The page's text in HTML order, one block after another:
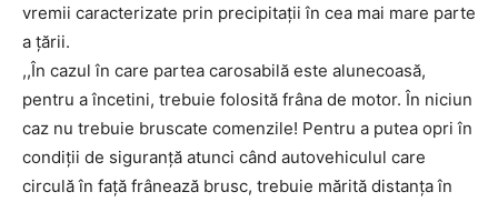
vremii caracterizate prin precipitații în cea mai mare parte
a țării.
,,În cazul în care partea carosabilă este alunecoasă,
pentru a încetini, trebuie folosită frâna de motor. În niciun
caz nu trebuie bruscate comenzile! Pentru a putea opri în
condiții de siguranță atunci când autovehiculul care
circulă în față frânează brusc, trebuie mărită distanța în